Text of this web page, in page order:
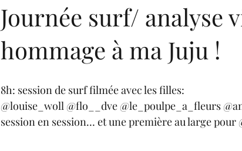
Journée surf/ analyse
hommage à ma Juju !
8h: session de surf filmée avec les filles:
@louise_woll @flo__dve @le_poulpe_a_fleurs
session en session… et une première au large pour